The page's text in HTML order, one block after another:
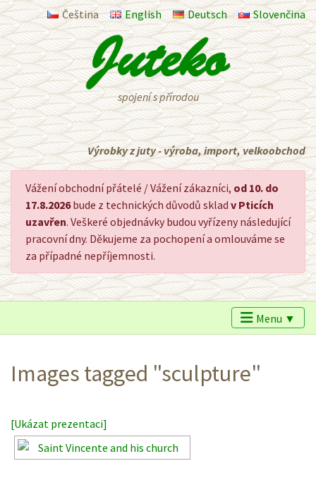
Čeština English Deutsch Slovenčina
spojení s přírodou
Výrobky z juty - výroba, import, velkoobchod
Vážení obchodní přátelé / Vážení zákazníci, od 10. do
17.8.2026bude z technických důvodů sklad v Pticích
uzavřen. Veškeré objednávky budou vyřízeny následující
pracovní dny. Děkujeme za pochopení a omlouváme se
za případné nepříjemnosti.
Menu ▼
Images tagged "sculpture"
[Ukázat prezentaci]